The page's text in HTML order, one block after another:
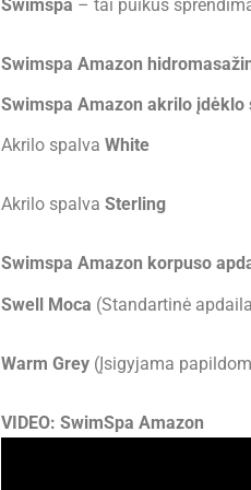
Swimspa – tai puikus
Swimspa Amazon
Swimspa Amazon akrilo įdėklo
Akrilo spalva White
Akrilo spalva Sterling
Swimspa Amazon korpuso
Swell Moca (Standartinė
Warm Grey (Įsigyjama
VIDEO: SwimSpa Amazon